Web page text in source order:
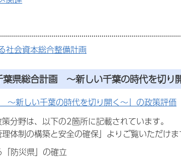
社会資本総合整備計画
葉県総合計画 ～新しい千葉の時代を切り
新しい千葉の時代を切り開く～」の政策評価
分野は、以下の2箇所に記載されています。
理体制の構築と安全の確保」よりご覧いただけ
防災県」の確立